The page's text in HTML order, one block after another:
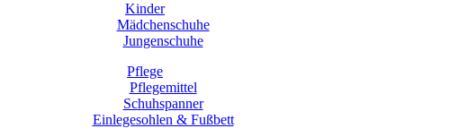
Kinder
Mädchenschuhe
Jungenschuhe
Pflege
Pflegemittel
Schuhspanner
Einlegesohlen & Fußbett